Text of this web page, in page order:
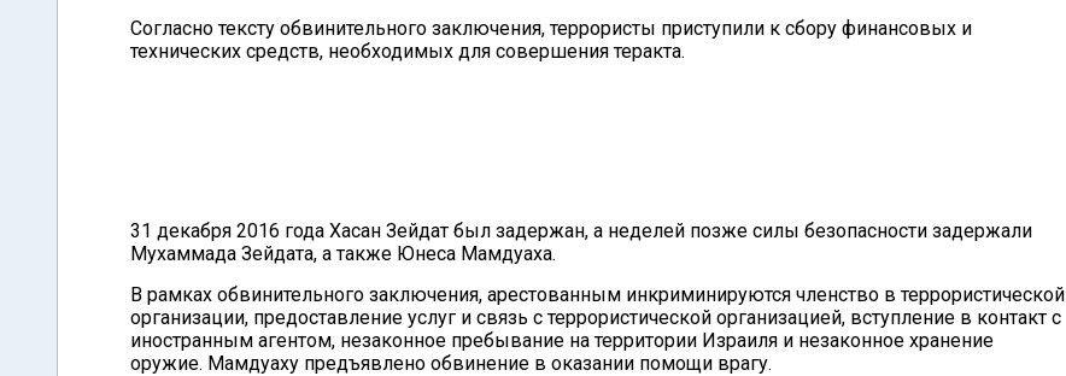
Согласно тексту обвинительного заключения, террористы приступили к сбору финансовых и
технических средств, необходимых для совершения теракта.
31 декабря 2016 года Хасан Зейдат был задержан, а неделей позже силы безопасности задержали
Мухаммада Зейдата, а также Юнеса Мамдуаха.
В рамках обвинительного заключения, арестованным инкриминируются членство в террористической
организации, предоставление услуг и связь с террористической организацией, вступление в контакт с
иностранным агентом, незаконное пребывание на территории Израиля и незаконное хранение
оружие. Мамдуаху предъявлено обвинение в оказании помощи врагу.